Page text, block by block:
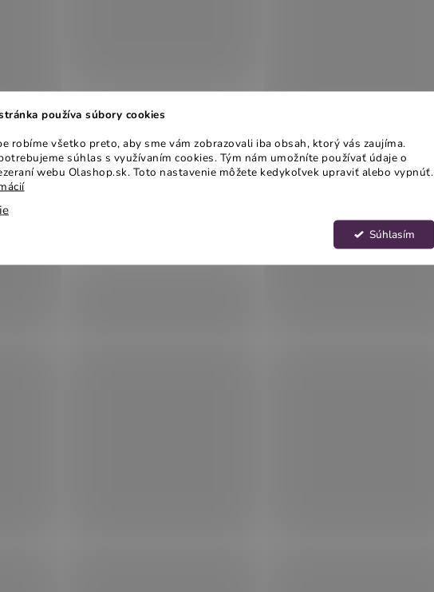
používa súbory cookies
robíme všetko preto, aby sme vám zobrazovali iba obsah, ktorý vás zaujíma.
súhlas s využívaním cookies. Tým nám umožníte používať údaje o
webu Olashop.sk. Toto nastavenie môžete kedykoľvek upraviť alebo vypnúť.
Súhlasím